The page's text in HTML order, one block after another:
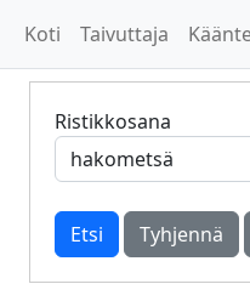
Koti Taivuttaja
Ristikkosana
Tyhjennä